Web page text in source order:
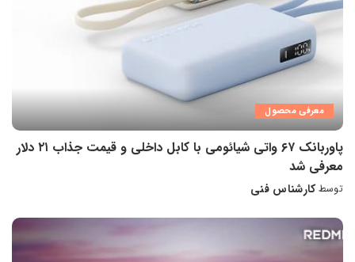
معرفی محصول
پاوربانک ۶۷ واتی شیائومی با کابل داخلی و قیمت جذاب ۲۱ دلار
معرفی شد
ارسال
توسط
توسطکارشناس فنی